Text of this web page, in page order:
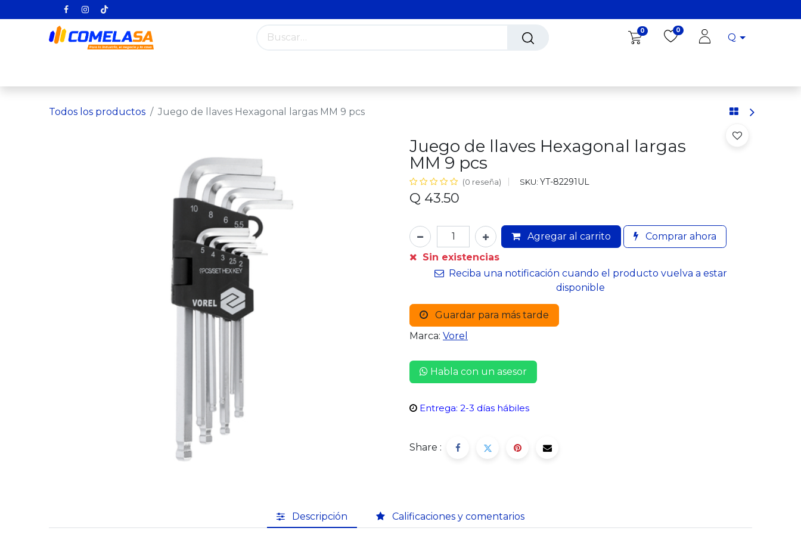
0 0
Q
Todos los productos Juego de llaves Hexagonal largas MM 9 pcs
Juego de llaves Hexagonal largas
MM 9 pcs
(0 reseña) SKU: YT-82291UL
Q 43.50
Agregar al carrito
Comprar ahora
Sin existencias
Reciba una notificación cuando el producto vuelva a estar
disponible
Guardar para más tarde
Marca: Vorel
Habla con un asesor
Entrega: 2-3 días hábiles
Share :
Descripción Calificaciones y comentarios